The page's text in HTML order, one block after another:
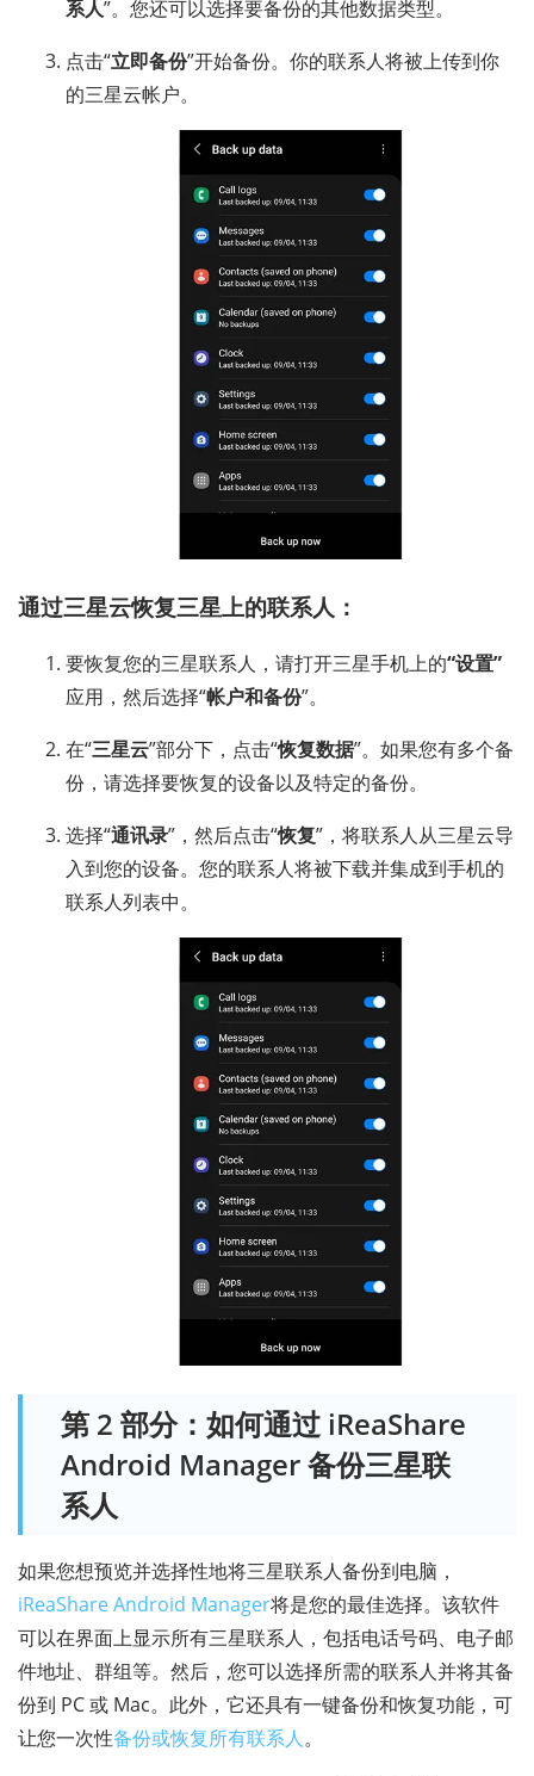
系人”。您还可以选择要备份的其他数据类型。
点击“立即备份”开始备份。你的联系人将被上传到你
的三星云帐户。
通过三星云恢复三星上的联系人：
要恢复您的三星联系人，请打开三星手机上的“设置”
应用，然后选择“帐户和备份”。
在“三星云”部分下，点击“恢复数据”。如果您有多个备
份，请选择要恢复的设备以及特定的备份。
选择“通讯录”，然后点击“恢复”，将联系人从三星云导
入到您的设备。您的联系人将被下载并集成到手机的
联系人列表中。
第 2 部分：如何通过 iReaShare
Android Manager 备份三星联
系人
如果您想预览并选择性地将三星联系人备份到电脑，
iReaShare Android Manager将是您的最佳选择。该软件
可以在界面上显示所有三星联系人，包括电话号码、电子邮
件地址、群组等。然后，您可以选择所需的联系人并将其备
份到 PC 或 Mac。此外，它还具有一键备份和恢复功能，可
让您一次性备份或恢复所有联系人。